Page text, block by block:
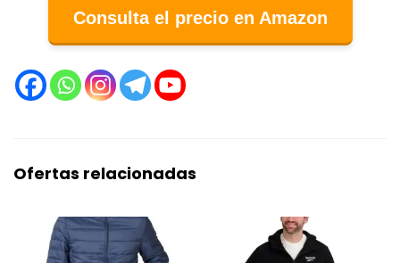
Consulta el precio en Amazon
Ofertas relacionadas